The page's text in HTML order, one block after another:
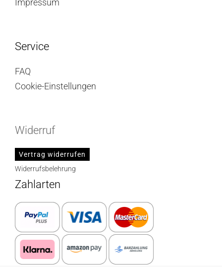
Impressum
Service
FAQ
Cookie-Einstellungen
Widerruf
Vertrag widerrufen
Widerrufsbelehrung
Zahlarten